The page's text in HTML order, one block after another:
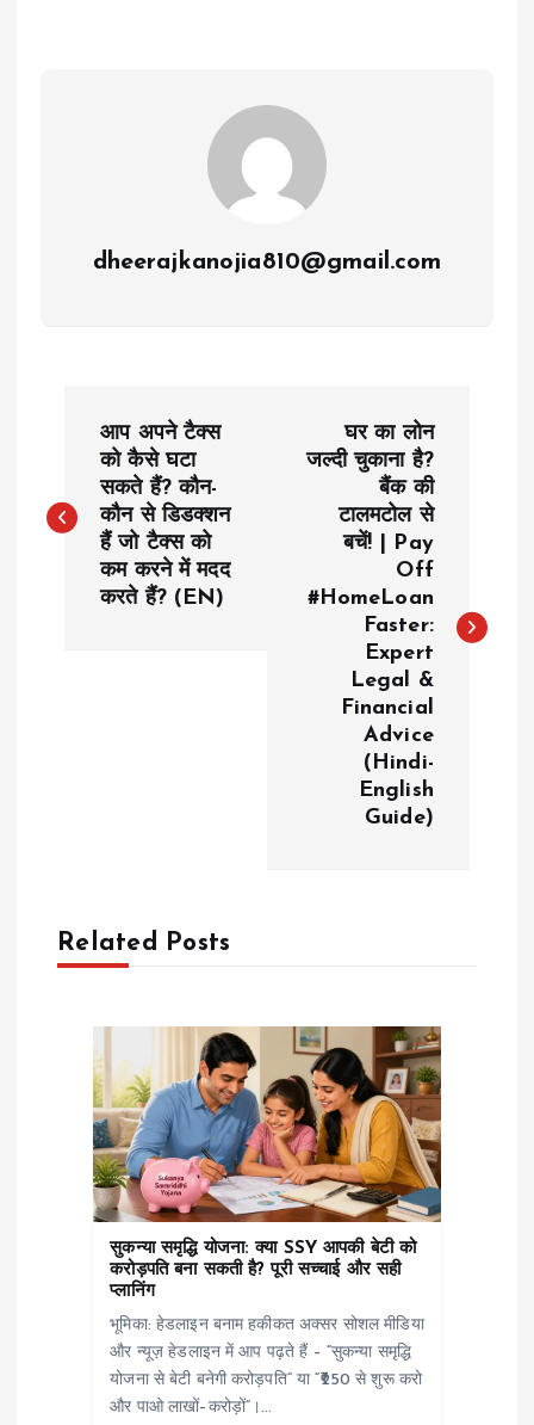
dheerajkanojia810@gmail.com
s
a
आप अपने टैक्स
को कैसे घटा
सकते हैं? कौन-
कौन से डिडक्शन
हैं जो टैक्स को
कम करने में मदद
करते हैं? (EN)
घर का लोन
जल्दी चुकाना है?
बैंक की
टालमटोल से
बचें! | Pay
Off
#HomeLoan
Faster:
Expert
Legal &
Financial
Advice
(Hindi-
English
Guide)
Related Posts
सुकन्या समृद्धि योजना: क्या SSY आपकी बेटी को
करोड़पति बना सकती है? पूरी सच्चाई और सही
प्लानिंग
भूमिका: हेडलाइन बनाम हकीकत अक्सर सोशल मीडिया
और न्यूज़ हेडलाइन में आप पढ़ते हैं – “सुकन्या समृद्धि
योजना से बेटी बनेगी करोड़पति” या “₹250 से शुरू करो
और पाओ लाखों–करोड़ों”।…